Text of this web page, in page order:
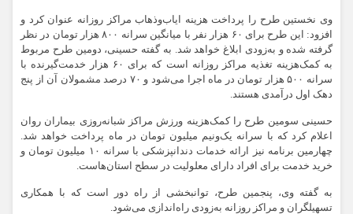
وی نخستین طرح را پرداخت هزینه ایاب‌وذهاب مراکز روزانه عنوان کرد و
افزود: این طرح برای ۶۰ هزار نفر با میانگین سرانه ۸۰۰ هزار تومان در نظر
گرفته شده و به‌زودی ابلاغ خواهد شد. به گفته حسینی، دومین طرح مربوط
به کمک‌هزینه تغذیه مراکز روزانه است که برای ۶۰ هزار خدمت‌گیرنده با
سرانه ۵۰۰ هزار تومان در ماه اجرا می‌شود و ۷۰ درصد مشمولان آن از پنج
دهک اول درآمدی هستند.
حسینی سومین طرح را کمک‌هزینه ورزش مراکز شبانه‌روزی بیماران روان
اعلام کرد که با سرانه یک‌ونیم میلیون تومان در ماه پرداخت خواهد شد.
چهارمین برنامه نیز ارائه خدمات دندانپزشکی با سرانه ۱۰ میلیون تومان و
خرید خدمت برای افراد دارای معلولیت در سطح استان‌هاست.
به گفته وی، پنجمین طرح، توانبخشی از راه دور است که با همکاری
تسهیلگران و مراکز روزانه به‌زودی راه‌اندازی می‌شود.